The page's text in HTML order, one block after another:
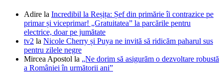
Adire la Incredibil la Reșița: Șef din primărie îi contrazice pe
primar și viceprimar! „Gratuitatea” la parcările pentru
electrice, doar pe jumătate
tv2 la Nicole Cherry și Puya ne invită să ridicăm paharul sus
pentru zilele negre
Mircea Apostol la „Ne dorim să asigurăm o dezvoltare robustă
a României în următorii ani”